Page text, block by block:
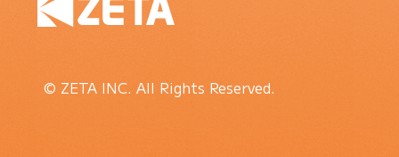
© ZETA INC. All Rights Reserved.